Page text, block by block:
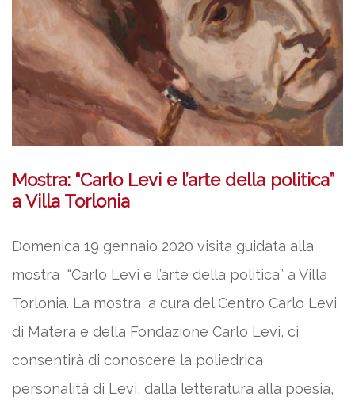
Mostra: “Carlo Levi e l’arte della politica”
a Villa Torlonia
Domenica 19 gennaio 2020 visita guidata alla
mostra “Carlo Levi e l’arte della politica” a Villa
Torlonia. La mostra, a cura del Centro Carlo Levi
di Matera e della Fondazione Carlo Levi, ci
consentirà di conoscere la poliedrica
personalità di Levi, dalla letteratura alla poesia,